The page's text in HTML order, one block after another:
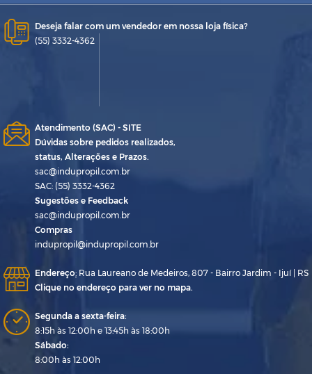
Deseja falar com um vendedor em nossa loja física?
(55) 3332-4362
Atendimento (SAC) - SITE
Dúvidas sobre pedidos realizados,
status, Alterações e Prazos.
sac@indupropil.com.br
SAC: (55) 3332-4362
Sugestões e Feedback
sac@indupropil.com.br
Compras
indupropil@indupropil.com.br
Endereço: Rua Laureano de Medeiros, 807 - Bairro Jardim - Ijuí | RS
Clique no endereço para ver no mapa.
Segunda a sexta-feira:
8:15h às 12:00h e 13:45h às 18:00h
Sábado:
8:00h às 12:00h